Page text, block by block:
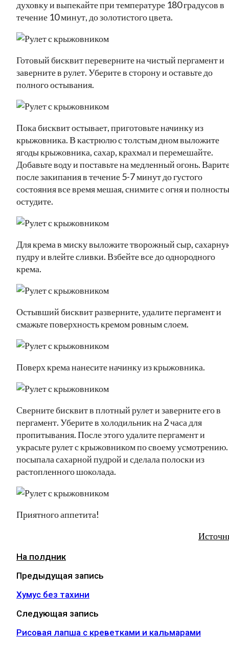
духовку и выпекайте при температуре 180 градусов в
течение 10 минут, до золотистого цвета.
Готовый бисквит переверните на чистый пергамент и
заверните в рулет. Уберите в сторону и оставьте до
полного остывания.
Пока бисквит остывает, приготовьте начинку из
крыжовника. В кастрюлю с толстым дном выложите
ягоды крыжовника, сахар, крахмал и перемешайте.
Добавьте воду и поставьте на медленный огонь.
после закипания в течение 5-7 минут до густого
состояния все время мешая, снимите с огня и
остудите.
Для крема в миску выложите творожный сыр,
пудру и влейте сливки. Взбейте все до однородного
крема.
Остывший бисквит разверните, удалите пергамент и
смажьте поверхность кремом ровным слоем.
Поверх крема нанесите начинку из крыжовника.
Сверните бисквит в плотный рулет и заверните его в
пергамент. Уберите в холодильник на 2 часа для
пропитывания. После этого удалите пергамент и
украсьте рулет с крыжовником по своему
посыпала сахарной пудрой и сделала полоски из
растопленного шоколада.
Приятного аппетита!
На полдник
Предыдущая запись
Хумус без тахини
Следующая запись
Рисовая лапша с креветками и кальмарами